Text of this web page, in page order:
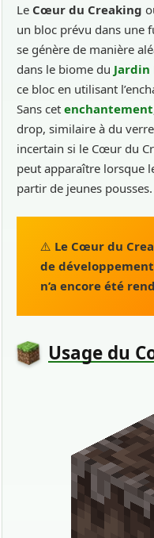
Le Cœur du Creaking
un bloc prévu dans une
se génère de manière
dans le biome du Jardin
ce bloc en utilisant
Sans cet enchantement
drop, similaire à du
incertain si le Cœur du
peut apparaître lorsque
partir de jeunes pousses.
⚠️ Le Cœur du
de
n’a encore été
Usage du